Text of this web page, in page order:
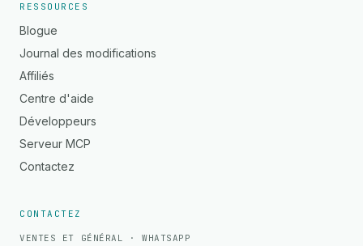
RESSOURCES
Blogue
Journal des modifications
Affiliés
Centre d'aide
Développeurs
Serveur MCP
Contactez
CONTACTEZ
VENTES ET GÉNÉRAL · WHATSAPP